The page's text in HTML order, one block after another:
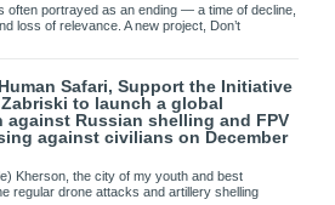
often portrayed as an ending — a time of decline,
loss of relevance. A new project, Don’t
Safari, Support the Initiative
to launch a global
against Russian shelling and FPV
against civilians on December
Kherson, the city of my youth and best
regular drone attacks and artillery shelling